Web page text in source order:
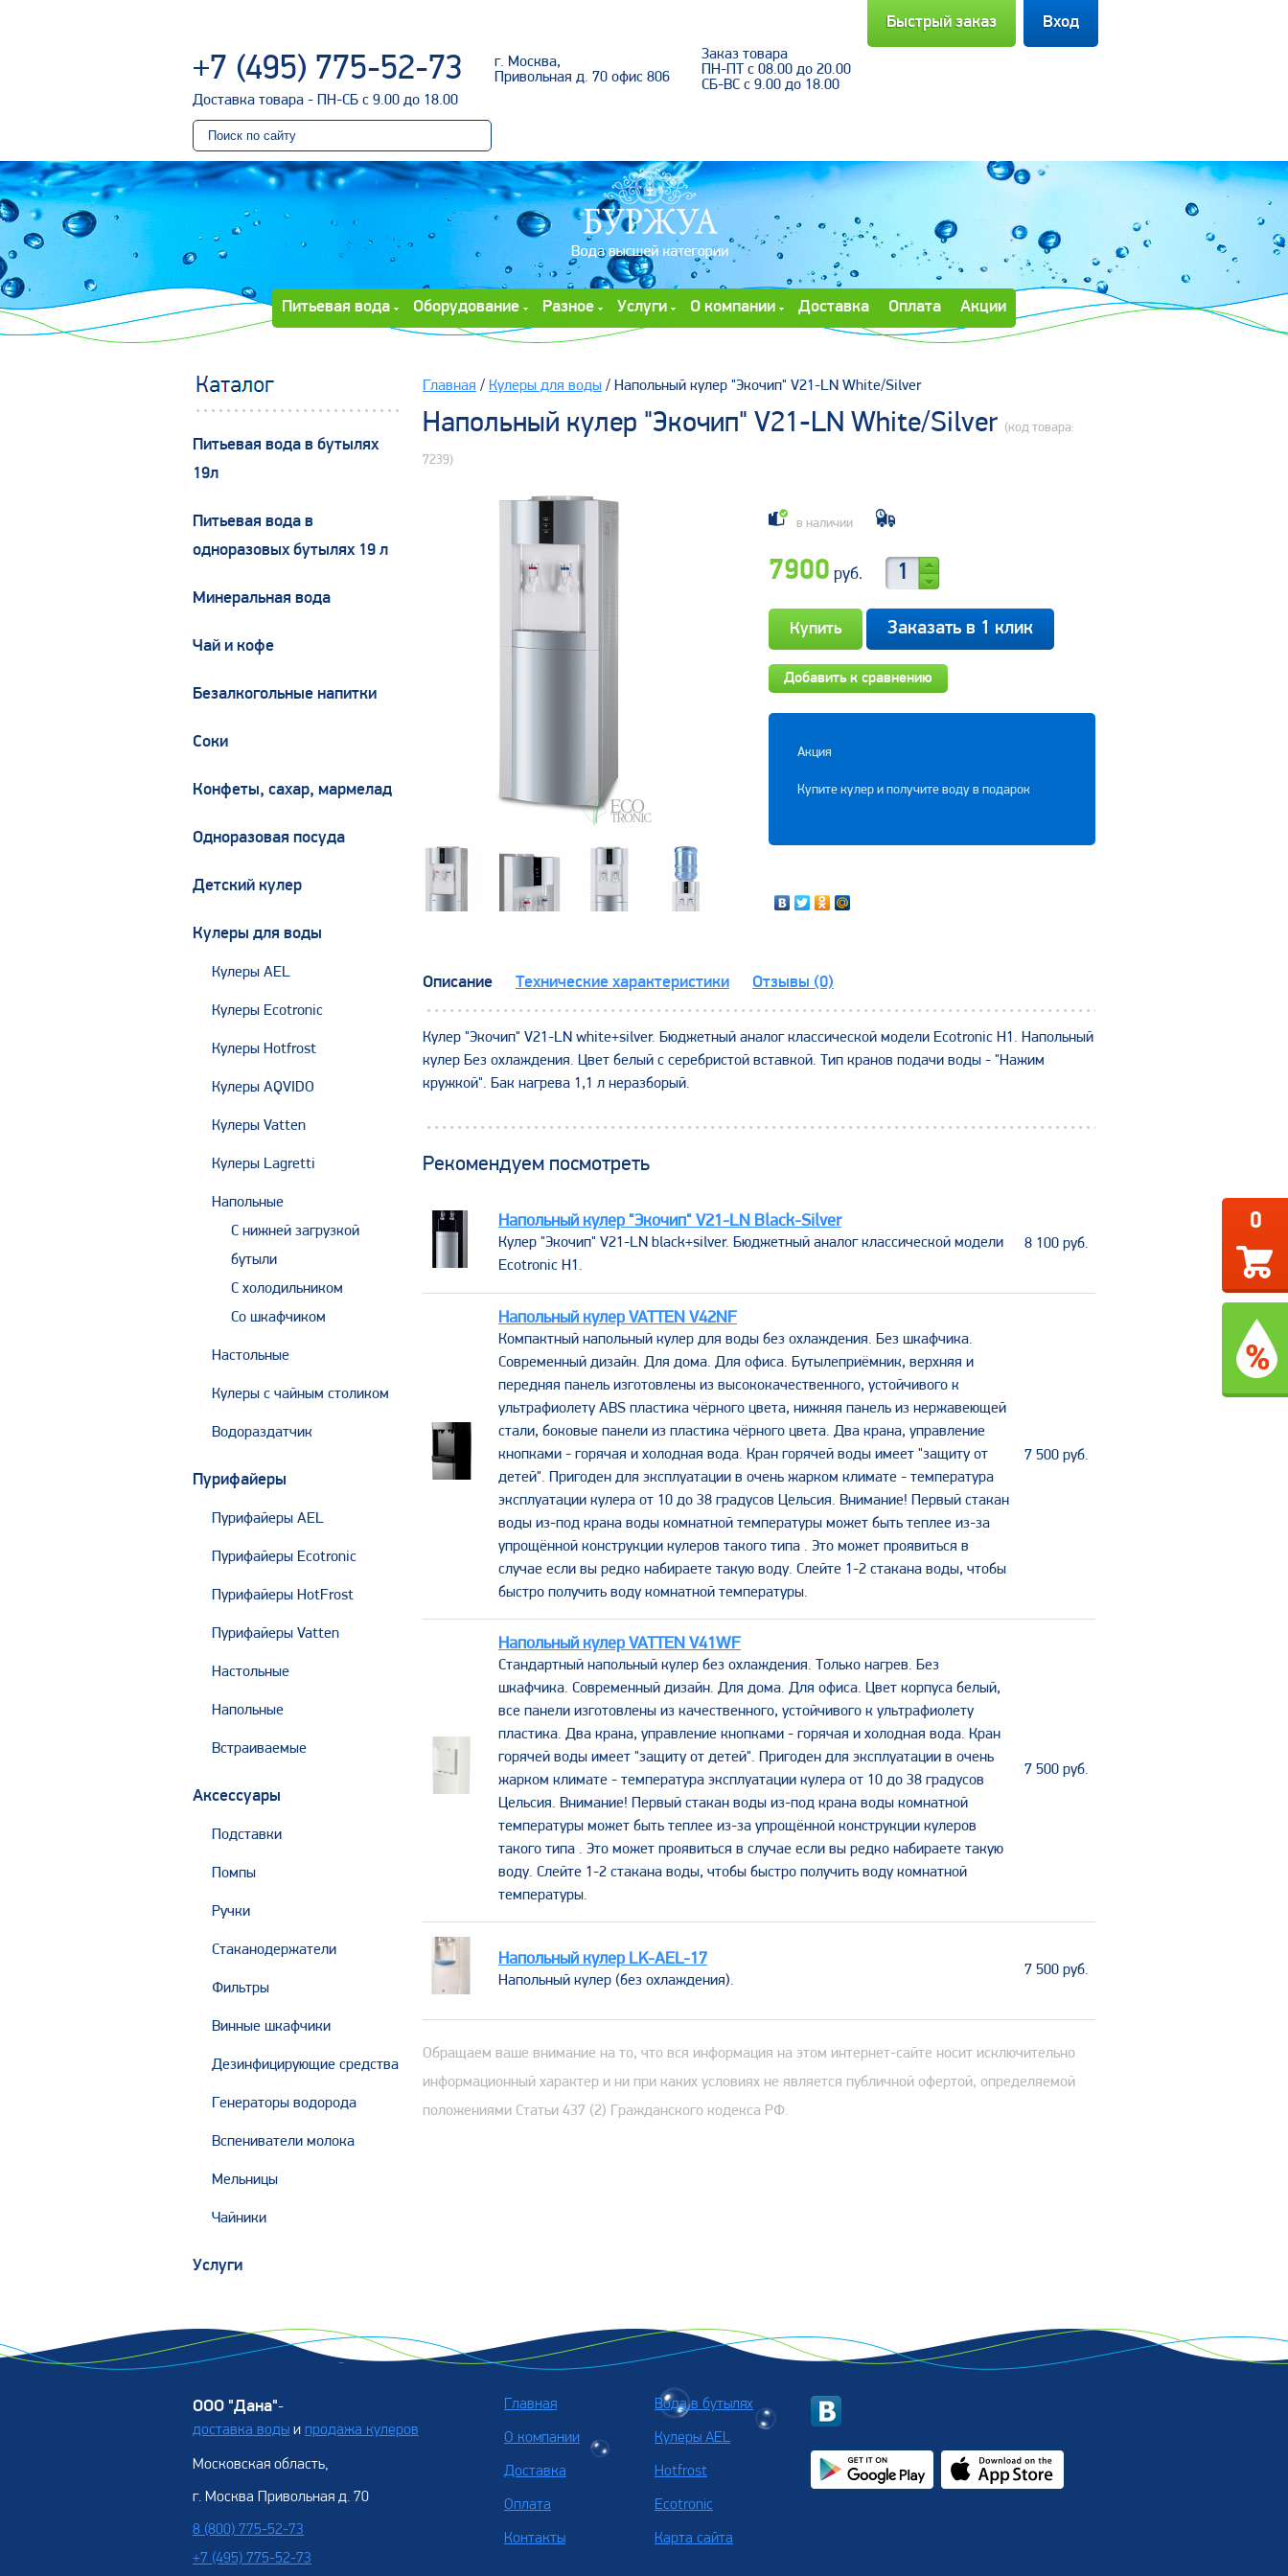
Напомнить пароль Регистрация
Быстрый заказ Вход
+7 (495) 775-52-73
г. Москва,
Привольная д. 70 офис 806
Заказ товара
ПН-ПТ с 08.00 до 20.00
СБ-ВС с 9.00 до 18.00
Доставка товара - ПН-СБ с 9.00 до 18.00
Питьевая вода Оборудование Разное Услуги О компании Доставка Оплата Акции
Питьевая вода в бутылях
19л
Питьевая вода в
одноразовых бутылях 19 л
Минеральная вода
Чай и кофе
Безалкогольные напитки
Соки
Конфеты, сахар, мармелад
Одноразовая посуда
Детский кулер
Кулеры для воды
Кулеры AEL
Кулеры Ecotronic
Кулеры Hotfrost
Кулеры AQVIDO
Кулеры Vatten
Кулеры Lagretti
Напольные
С нижней загрузкой
бутыли
С холодильником
Со шкафчиком
Настольные
Кулеры с чайным столиком
Водораздатчик
Пурифайеры
Пурифайеры AEL
Пурифайеры Ecotronic
Пурифайеры HotFrost
Пурифайеры Vatten
Настольные
Напольные
Встраиваемые
Аксессуары
Подставки
Помпы
Ручки
Стаканодержатели
Фильтры
Винные шкафчики
Дезинфицирующие средства
Генераторы водорода
Вспениватели молока
Мельницы
Чайники
Услуги
Главная / Кулеры для воды / Напольный кулер "Экочип" V21-LN White/Silver
Напольный кулер "Экочип" V21-LN White/Silver (код товара:
7239)
в наличии
7900 руб.
Заказать в 1 клик
Добавить к сравнению
Акция
Купите кулер и получите воду в подарок
Описание Технические характеристики Отзывы (0)
Кулер "Экочип" V21-LN white+silver. Бюджетный аналог классической модели Ecotronic Н1. Напольный
кулер Без охлаждения. Цвет белый с серебристой вставкой. Тип кранов подачи воды - "Нажим
кружкой". Бак нагрева 1,1 л неразборый.
Рекомендуем посмотреть
Напольный кулер "Экочип" V21-LN Black-Silver
​Кулер "Экочип" V21-LN black+silver. Бюджетный аналог классической модели
Ecotronic Н1.
8 100 руб.
Напольный кулер VATTEN V42NF
Компактный напольный кулер для воды без охлаждения. Без шкафчика.
Современный дизайн. Для дома. Для офиса. Бутылеприёмник, верхняя и
передняя панель изготовлены из высококачественного, устойчивого к
ультрафиолету ABS пластика чёрного цвета, нижняя панель из нержавеющей
стали, боковые панели из пластика чёрного цвета. Два крана, управление
кнопками - горячая и холодная вода. Кран горячей воды имеет "защиту от
детей". Пригоден для эксплуатации в очень жарком климате - температура
эксплуатации кулера от 10 до 38 градусов Цельсия. Внимание! Первый стакан
воды из-под крана воды комнатной температуры может быть теплее из-за
упрощённой конструкции кулеров такого типа . Это может проявиться в
случае если вы редко набираете такую воду. Слейте 1-2 стакана воды, чтобы
быстро получить воду комнатной температуры.
7 500 руб.
Напольный кулер VATTEN V41WF
Стандартный напольный кулер без охлаждения. Только нагрев. Без
шкафчика. Современный дизайн. Для дома. Для офиса. Цвет корпуса белый,
все панели изготовлены из качественного, устойчивого к ультрафиолету
пластика. Два крана, управление кнопками - горячая и холодная вода. Кран
горячей воды имеет "защиту от детей". Пригоден для эксплуатации в очень
жарком климате - температура эксплуатации кулера от 10 до 38 градусов
Цельсия. Внимание! Первый стакан воды из-под крана воды комнатной
температуры может быть теплее из-за упрощённой конструкции кулеров
такого типа . Это может проявиться в случае если вы редко набираете такую
воду. Слейте 1-2 стакана воды, чтобы быстро получить воду комнатной
температуры.
7 500 руб.
Напольный кулер LK-AEL-17
​Напольный кулер (без охлаждения).
7 500 руб.
Обращаем ваше внимание на то, что вся информация на этом интернет-сайте носит исключительно
информационный характер и ни при каких условиях не является публичной офертой, определяемой
положениями Статьи 437 (2) Гражданского кодекса РФ.
ООО "Дана"-
доставка воды и продажа кулеров
Московская область,
г. Москва Привольная д. 70
8 (800) 775-52-73
+7 (495) 775-52-73
Главная
О компании
Доставка
Оплата
Контакты
Вода в бутылях
Кулеры AEL
Hotfrost
Ecotronic
Карта сайта
0